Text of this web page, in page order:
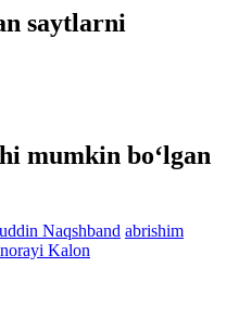
saytlarni
mumkin bo‘lgan
Naqshband abrishim
Kalon